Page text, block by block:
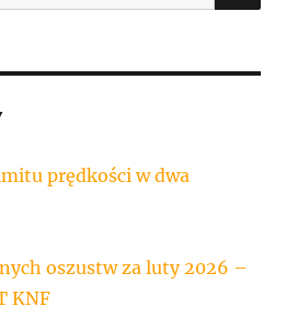
prędkości w dwa
oszustw za luty 2026 –
KNF